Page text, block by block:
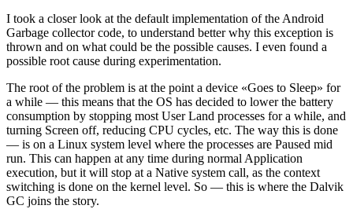
I took a closer look at the default implementation of the Android
Garbage collector code, to understand better why this exception is
thrown and on what could be the possible causes. I even found a
possible root cause during experimentation.
The root of the problem is at the point a device «Goes to Sleep» for
a while — this means that the OS has decided to lower the battery
consumption by stopping most User Land processes for a while, and
turning Screen off, reducing CPU cycles, etc. The way this is done
— is on a Linux system level where the processes are Paused mid
run. This can happen at any time during normal Application
execution, but it will stop at a Native system call, as the context
switching is done on the kernel level. So — this is where the Dalvik
GC joins the story.